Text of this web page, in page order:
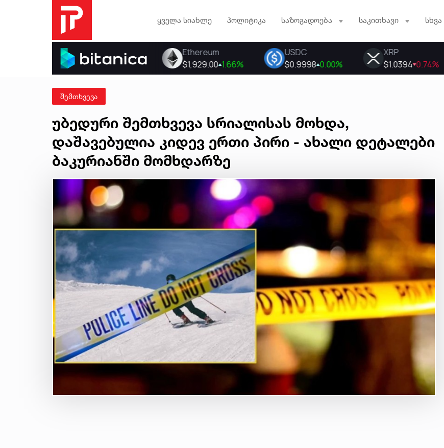
ყველა სიახლე პოლიტიკა საზოგადოება საკითხავი სხვა
შემთხვევა
უბედური შემთხვევა სრიალისას მოხდა,
დაშავებულია კიდევ ერთი პირი - ახალი დეტალები
ბაკურიანში მომხდარზე